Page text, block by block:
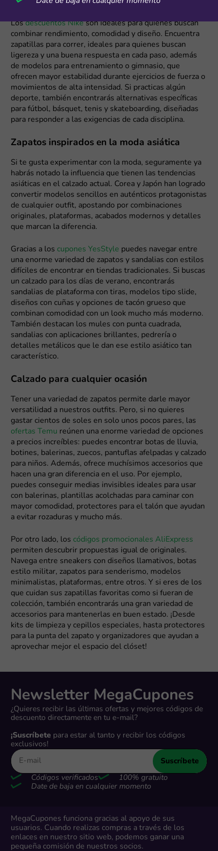
Losdescuentos Nikeson ideales para quienes buscan
combinar rendimiento, comodidad y diseño. Encuentra
zapatillas para correr, ideales para quienes buscan
ligereza y una buena respuesta en cada paso, además
de modelos para entrenamiento o gimnasio, que
ofrecen mayor estabilidad durante ejercicios de fuerza o
movimientos de alta intensidad. Si practicas algún
deporte, también encontrarás alternativas específicas
para fútbol, básquet, tenis y skateboarding, diseñadas
para responder a las exigencias de cada disciplina.
Zapatos inspirados en la moda asiática
Si te gusta experimentar con la moda, seguramente ya
habrás notado la influencia que tienen las tendencias
asiáticas en el calzado actual. Corea y Japón han logrado
convertir modelos sencillos en auténticos protagonistas
de cualquier outfit, apostando por combinaciones
originales, plataformas, acabados modernos y detalles
que marcan la diferencia.
Gracias a los cupones YesStyle puedes navegar entre
una enorme variedad de zapatos y sandalias con estilos
difíciles de encontrar en tiendas tradicionales. Si buscas
un calzado para los días de verano, encontrarás
sandalias de plataforma con tiras, modelos tipo slide,
diseños con cuñas y opciones de tacón grueso que
combinan comodidad con un look mucho más moderno.
También destacan los mules con punta cuadrada,
sandalias con aplicaciones brillantes, pedrería o
detalles metálicos que le dan ese estilo asiático tan
característico.
Calzado para cualquier ocasión
Tener una variedad de zapatos permite darle mayor
versatilidad a nuestros outfits. Pero, si no quieres
gastar cientos de soles en solo unos pocos pares, las
ofertas Temu reúnen una enorme variedad de opciones
a precios increíbles: puedes encontrar botas de lluvia,
botines, balerinas, zuecos, pantuflas afelpadas y calzado
para niños. Además, ofrece muchísimos accesorios que
hacen una gran diferencia en el uso. Por ejemplo,
puedes conseguir medias invisibles ideales para usar
con balerinas, plantillas acolchadas para caminar con
mayor comodidad, protectores para el talón que ayudan
a evitar rozaduras y mucho más.
Por otro lado, los códigos promocionales AliExpress
permiten descubrir propuestas igual de originales.
Navega entre sneakers con diseños llamativos, botas
estilo militar, zapatos para senderismo, modelos
minimalistas, plataformas, entre otros. Y si eres de los
que cuidan sus zapatillas favoritas como si fueran de
colección, también encontrarás una gran variedad de
accesorios para mantenerlas en buen estado. ¡Desde
kits de limpieza y cepillos especiales, hasta protectores
para la punta del zapato y organizadores que ayudan a
aprovechar mejor el espacio del clóset!
Newsletter MegaCupones
¿Quieres recibir las últimas ofertas y mejores códigos de
descuento directamente en tu e-mail?
¡Suscríbete para estar al tanto y recibir los códigos
exclusivos!
Suscríbete
Códigos verificados
100% gratuito
Date de baja en cualquier momento
MegaCupones funciona gracias al apoyo de sus
usuarios. Cuando realizas compras a través de los
enlaces en nuestro sitio web, podemos ganar una
pequeña comisión de nuestros socios.